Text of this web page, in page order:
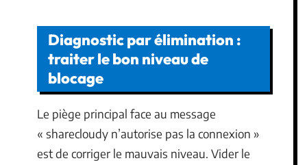
Diagnostic par élimination :
traiter le bon niveau de
blocage
Le piège principal face au message
« sharecloudy n’autorise pas la connexion »
est de corriger le mauvais niveau. Vider le